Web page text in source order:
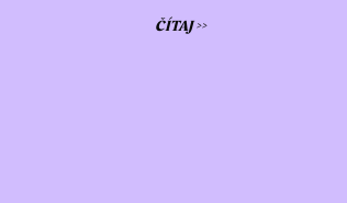
ČÍTAJ >>